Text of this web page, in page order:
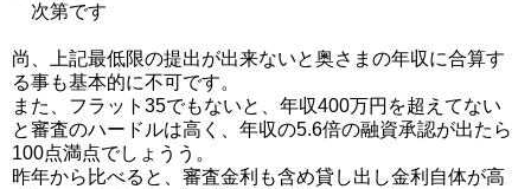
次第です
尚、上記最低限の提出が出来ないと奥さまの年収に合算す
る事も基本的に不可です。
また、フラット35でもないと、年収400万円を超えてない
と審査のハードルは高く、年収の5.6倍の融資承認が出たら
100点満点でしょうう。
昨年から比べると、審査金利も含め貸し出し金利自体が高